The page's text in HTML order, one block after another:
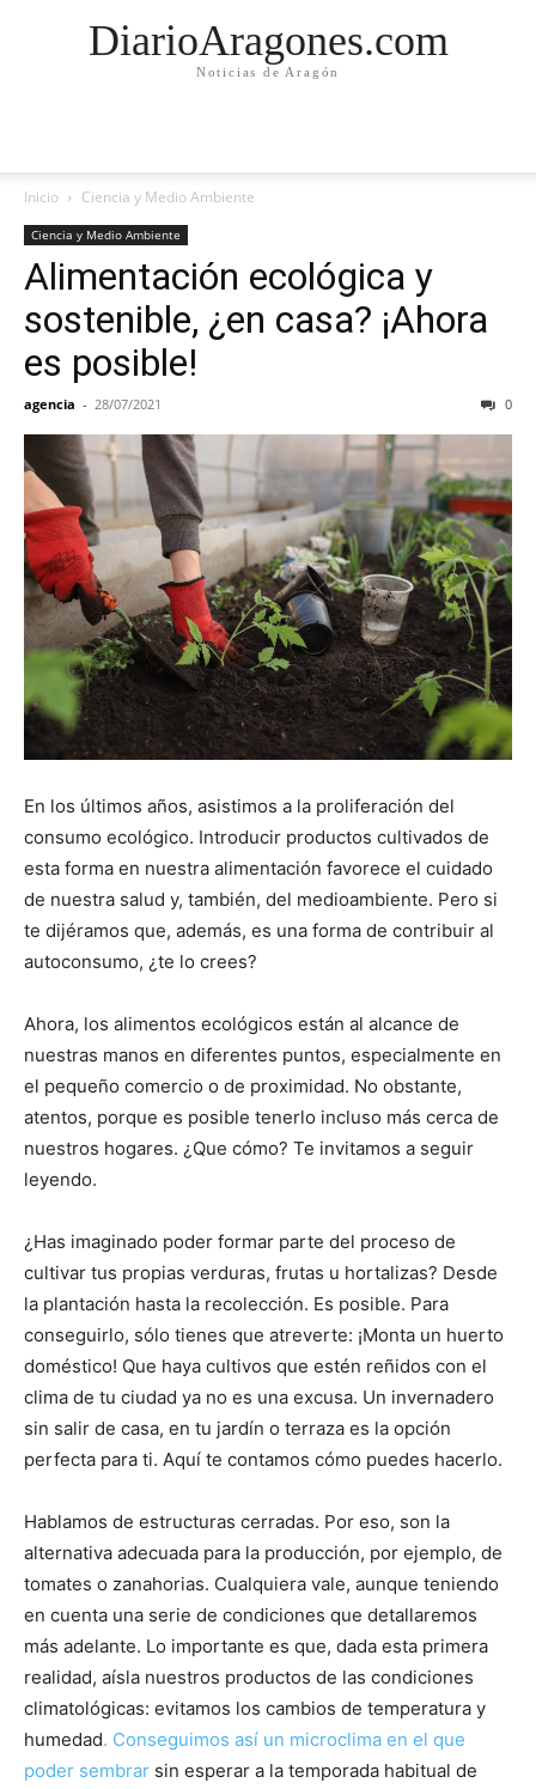
DiarioAragones.com
Noticias de Aragón
Inicio Ciencia y Medio Ambiente
Ciencia y Medio Ambiente
Alimentación ecológica y
sostenible, ¿en casa? ¡Ahora
es posible!
agencia - 28/07/2021 0
En los últimos años, asistimos a la proliferación del
consumo ecológico. Introducir productos cultivados de
esta forma en nuestra alimentación favorece el cuidado
de nuestra salud y, también, del medioambiente. Pero si
te dijéramos que, además, es una forma de contribuir al
autoconsumo, ¿te lo crees?
Ahora, los alimentos ecológicos están al alcance de
nuestras manos en diferentes puntos, especialmente en
el pequeño comercio o de proximidad. No obstante,
atentos, porque es posible tenerlo incluso más cerca de
nuestros hogares. ¿Que cómo? Te invitamos a seguir
leyendo.
¿Has imaginado poder formar parte del proceso de
cultivar tus propias verduras, frutas u hortalizas? Desde
la plantación hasta la recolección. Es posible. Para
conseguirlo, sólo tienes que atreverte: ¡Monta un huerto
doméstico! Que haya cultivos que estén reñidos con el
clima de tu ciudad ya no es una excusa. Un invernadero
sin salir de casa, en tu jardín o terraza es la opción
perfecta para ti. Aquí te contamos cómo puedes hacerlo.
Hablamos de estructuras cerradas. Por eso, son la
alternativa adecuada para la producción, por ejemplo, de
tomates o zanahorias. Cualquiera vale, aunque teniendo
en cuenta una serie de condiciones que detallaremos
más adelante. Lo importante es que, dada esta primera
realidad, aísla nuestros productos de las condiciones
climatológicas: evitamos los cambios de temperatura y
humedad. Conseguimos así un microclima en el que
poder sembrar sin esperar a la temporada habitual de